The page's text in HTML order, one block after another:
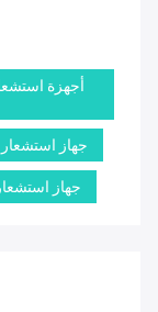
39180-25300
3918025300